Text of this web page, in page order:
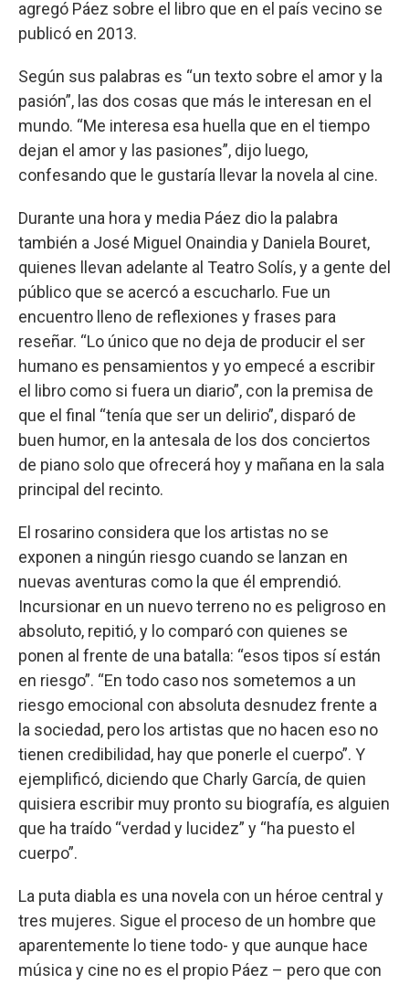
agregó Páez sobre el libro que en el país vecino se
publicó en 2013.
Según sus palabras es “un texto sobre el amor y la
pasión”, las dos cosas que más le interesan en el
mundo. “Me interesa esa huella que en el tiempo
dejan el amor y las pasiones”, dijo luego,
confesando que le gustaría llevar la novela al cine.
Durante una hora y media Páez dio la palabra
también a José Miguel Onaindia y Daniela Bouret,
quienes llevan adelante al Teatro Solís, y a gente del
público que se acercó a escucharlo. Fue un
encuentro lleno de reflexiones y frases para
reseñar. “Lo único que no deja de producir el ser
humano es pensamientos y yo empecé a escribir
el libro como si fuera un diario”, con la premisa de
que el final “tenía que ser un delirio”, disparó de
buen humor, en la antesala de los dos conciertos
de piano solo que ofrecerá hoy y mañana en la sala
principal del recinto.
El rosarino considera que los artistas no se
exponen a ningún riesgo cuando se lanzan en
nuevas aventuras como la que él emprendió.
Incursionar en un nuevo terreno no es peligroso en
absoluto, repitió, y lo comparó con quienes se
ponen al frente de una batalla: “esos tipos sí están
en riesgo”. “En todo caso nos sometemos a un
riesgo emocional con absoluta desnudez frente a
la sociedad, pero los artistas que no hacen eso no
tienen credibilidad, hay que ponerle el cuerpo”. Y
ejemplificó, diciendo que Charly García, de quien
quisiera escribir muy pronto su biografía, es alguien
que ha traído “verdad y lucidez” y “ha puesto el
cuerpo”.
La puta diabla es una novela con un héroe central y
tres mujeres. Sigue el proceso de un hombre que
aparentemente lo tiene todo- y que aunque hace
música y cine no es el propio Páez – pero que con